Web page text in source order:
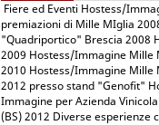
Fiere ed Eventi Hostess/
premiazioni di Mille MIglia
"Quadriportico" Brescia 2008
2009 Hostess/Immagine
2010 Hostess/Immagine Mille
2012 presso stand "Genofit"
Immagine per Azienda
(BS) 2012 Diverse esperienze